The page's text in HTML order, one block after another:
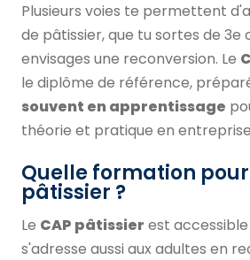
Plusieurs voies te permettent
de pâtissier, que tu sortes de 3e
envisages une reconversion. Le
le diplôme de référence,
souvent en apprentissage
théorie et pratique en
Quelle formation
pâtissier ?
Le CAP pâtissier est
s'adresse aussi aux adultes en